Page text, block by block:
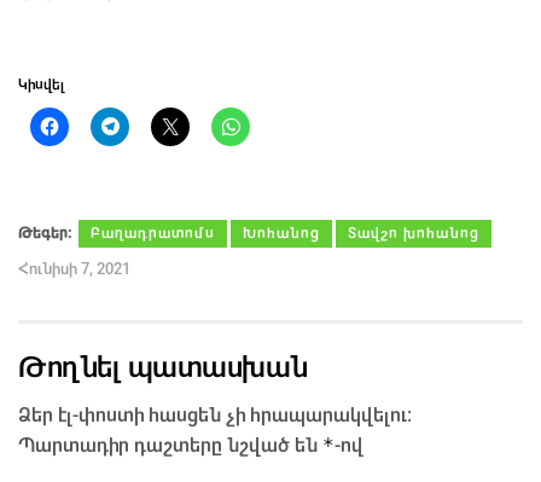
Կիսվել
Թեգեր։ Բաղադրատոմս Խոհանոց Տավշո խոհանոց
Հունիսի 7, 2021
Թողնել պատասխան
Ձեր էլ-փոստի հասցեն չի հրապարակվելու։
Պարտադիր դաշտերը նշված են *-ով